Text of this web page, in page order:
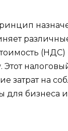
(НДС)
Этот
затрат на
бизнеса и